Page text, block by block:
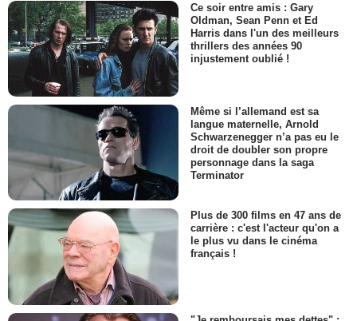
Ce soir entre amis : Gary
Oldman, Sean Penn et Ed
Harris dans l'un des meilleurs
thrillers des années 90
injustement oublié !
Même si l’allemand est sa
langue maternelle, Arnold
Schwarzenegger n’a pas eu le
droit de doubler son propre
personnage dans la saga
Terminator
Plus de 300 films en 47 ans de
carrière : c'est l'acteur qu'on a
le plus vu dans le cinéma
français !